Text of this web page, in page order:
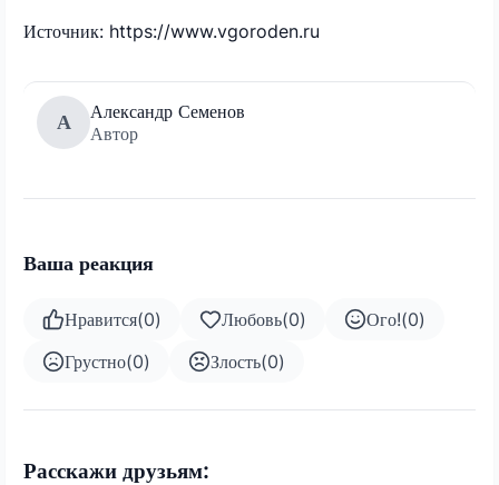
Источник: https://www.vgoroden.ru
А
Александр Семенов
Автор
Ваша реакция
Нравится(0) Любовь(0) Ого!(0)
Грустно(0) Злость(0)
Расскажи друзьям: